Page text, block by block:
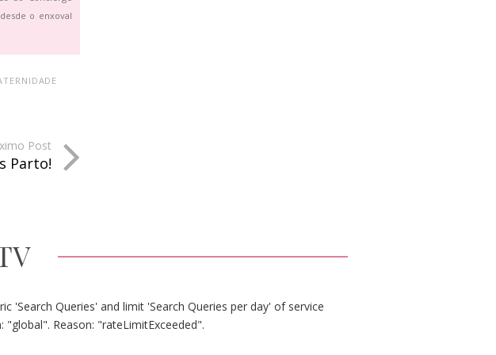
o enxoval
Post
Parto!
'Search Queries' and limit 'Search Queries per day' of service
Reason: "rateLimitExceeded".